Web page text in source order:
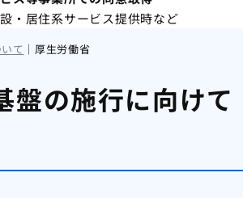
・居住系サービス提供時など
て ｜厚生労働省
盤の施行に向けて